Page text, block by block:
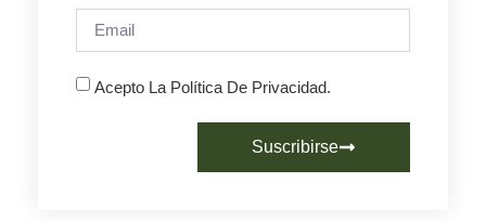
Acepto La Política De Privacidad.
Suscribirse